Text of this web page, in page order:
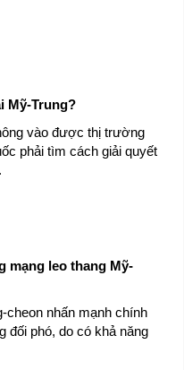
Mỹ-Trung?
vào được thị trường
phải tìm cách giải quyết
mạng leo thang Mỹ-
nhấn mạnh chính
đối phó, do có khả năng